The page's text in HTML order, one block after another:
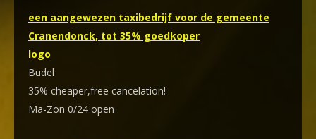
een aangewezen taxibedrijf voor de gemeente
Cranendonck, tot 35% goedkoper
logo
Budel
35% cheaper,free cancelation!
Ma-Zon 0/24 open